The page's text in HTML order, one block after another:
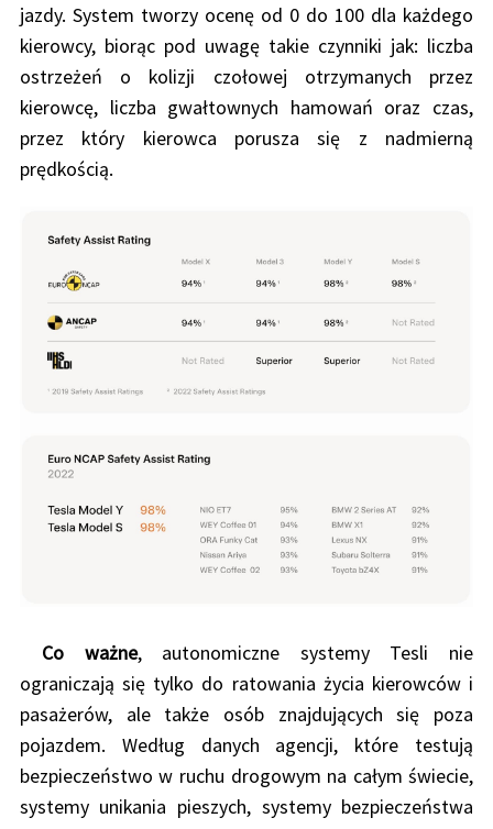
jazdy. System tworzy ocenę od 0 do 100 dla każdego
kierowcy, biorąc pod uwagę takie czynniki jak: liczba
ostrzeżeń o kolizji czołowej otrzymanych przez
kierowcę, liczba gwałtownych hamowań oraz czas,
przez który kierowca porusza się z nadmierną
prędkością.
Co ważne, autonomiczne systemy Tesli nie
ograniczają się tylko do ratowania życia kierowców i
pasażerów, ale także osób znajdujących się poza
pojazdem. Według danych agencji, które testują
bezpieczeństwo w ruchu drogowym na całym świecie,
systemy unikania pieszych, systemy bezpieczeństwa